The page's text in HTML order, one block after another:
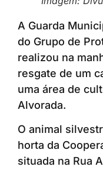
A Guarda
do Grupo de
realizou na
resgate de um
uma área de
Alvorada.
O animal
horta da
situada na Rua